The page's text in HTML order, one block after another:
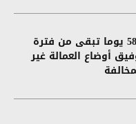
"العمل": 58 يوما تبقى من فترة
أوضاع العمالة غير